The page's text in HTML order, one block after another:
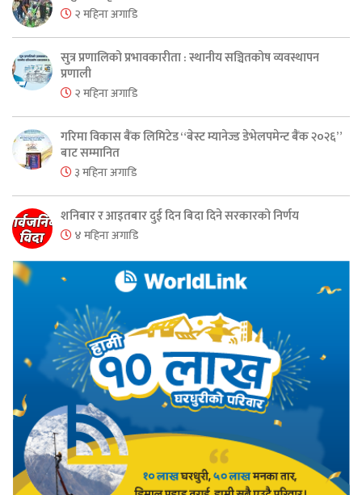
२ महिना अगाडि
सुत्र प्रणालिको प्रभावकारीता : स्थानीय सञ्चितकोष व्यवस्थापन
प्रणाली
२ महिना अगाडि
गरिमा विकास बैंक लिमिटेड “बेस्ट म्यानेज्ड डेभेलपमेन्ट बैंक २०२६”
बाट सम्मानित
३ महिना अगाडि
शनिबार र आइतबार दुई दिन बिदा दिने सरकारको निर्णय
४ महिना अगाडि